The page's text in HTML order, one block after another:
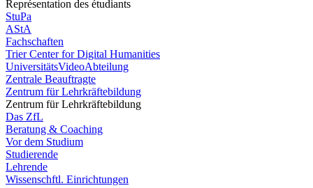
Représentation des étudiants
StuPa
AStA
Fachschaften
Trier Center for Digital Humanities
UniversitätsVideoAbteilung
Zentrale Beauftragte
Zentrum für Lehrkräftebildung
Zentrum für Lehrkräftebildung
Das ZfL
Beratung & Coaching
Vor dem Studium
Studierende
Lehrende
Wissenschftl. Einrichtungen